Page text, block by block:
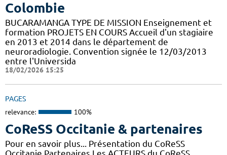
Colombie
BUCARAMANGA TYPE DE MISSION Enseignement et
formation PROJETS EN COURS Accueil d'un stagiaire
en 2013 et 2014 dans le département de
neuroradiologie. Convention signée le 12/03/2013
entre l'Universida
18/02/2026 15:25
PAGES
relevance: 100%
CoReSS Occitanie & partenaires
Pour en savoir plus... Présentation du CoReSS